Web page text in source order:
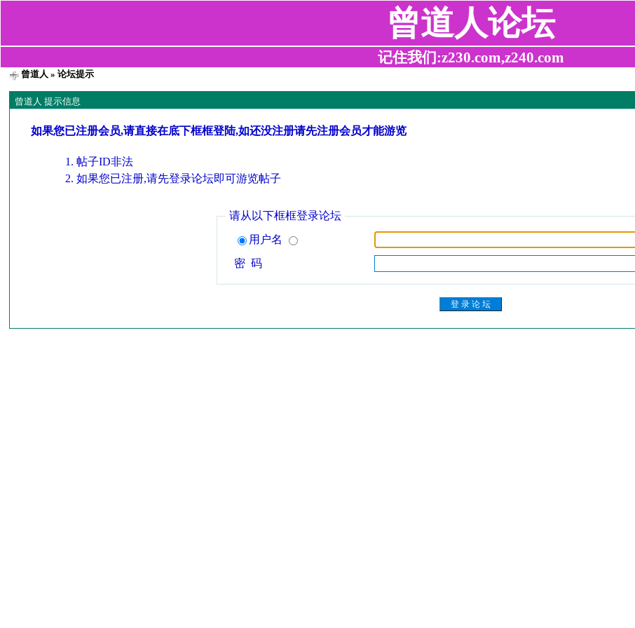
曾道人论坛
记住我们:z230.com,z240.com
曾道人 » 论坛提示
曾道人 提示信息
如果您已注册会员,请直接在底下框框登陆,如还没注册请先注册会员才能游览
帖子ID非法
如果您已注册,请先登录论坛即可游览帖子
请从以下框框登录论坛
用户名
密 码